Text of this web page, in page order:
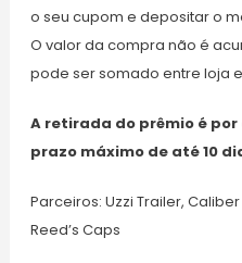
o seu cupom e depositar o
O valor da compra não é
pode ser somado entre loja
A retirada do prêmio é
prazo máximo de até 10
Parceiros: Uzzi Trailer,
Reed’s Caps